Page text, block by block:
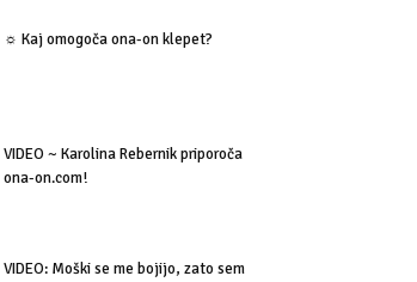
☼ Kaj omogoča ona-on klepet?
VIDEO ~ Karolina Rebernik priporoča
ona-on.com!
VIDEO: Moški se me bojijo, zato sem